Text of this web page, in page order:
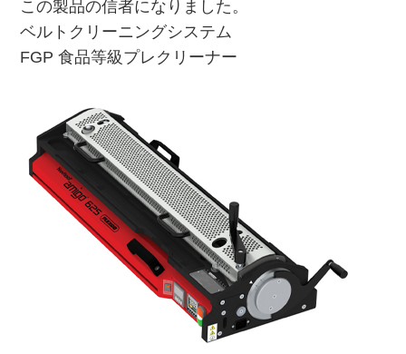
この製品の信者になりました。
ベルトクリーニングシステム
FGP 食品等級プレクリーナー